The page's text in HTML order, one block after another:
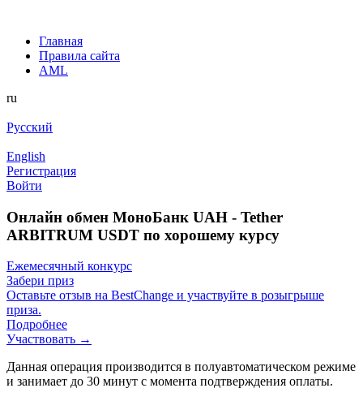
Главная
Правила сайта
AML
ru
Русский
English
Регистрация
Войти
Онлайн обмен МоноБанк UAH - Tether
ARBITRUM USDT по хорошему курсу
Ежемесячный конкурс
Забери приз
Оставьте отзыв на BestChange и участвуйте в розыгрыше
приза.
Подробнее
Участвовать →
Данная операция производится в полуавтоматическом режиме
и занимает до 30 минут с момента подтверждения оплаты.